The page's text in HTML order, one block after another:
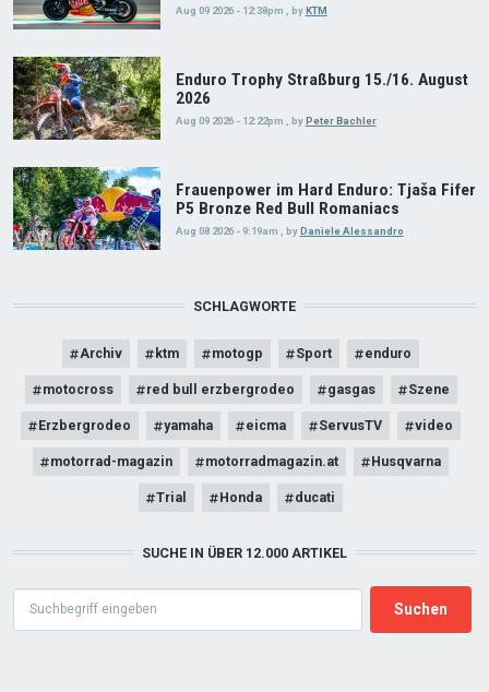
Aug 09 2026 - 12:38pm byKTM
Enduro Trophy Straßburg 15./16. August
2026
Aug 09 2026 - 12:22pm byPeter Bachler
Frauenpower im Hard Enduro: Tjaša Fifer
P5 Bronze Red Bull Romaniacs
Aug 08 2026 - 9:19am byDaniele Alessandro
SCHLAGWORTE
Archiv ktm motogp Sport enduro
motocross red bull erzbergrodeo gasgas Szene
Erzbergrodeo yamaha eicma ServusTV video
motorrad-magazin motorradmagazin.at Husqvarna
Trial Honda ducati
SUCHE IN ÜBER 12.000 ARTIKEL